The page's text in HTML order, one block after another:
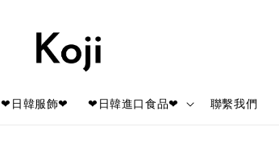
❤日韓服飾❤ ❤日韓進口食品❤ 聯繫我們